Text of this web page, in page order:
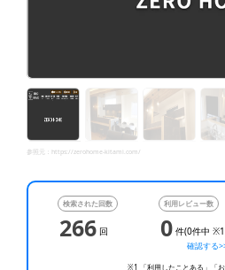
参照元： https://zerohome-kitami.com/
検索された回数
266 回
利用レビュー数
0 件(0件中
確認する
※1 「利用したことある」「